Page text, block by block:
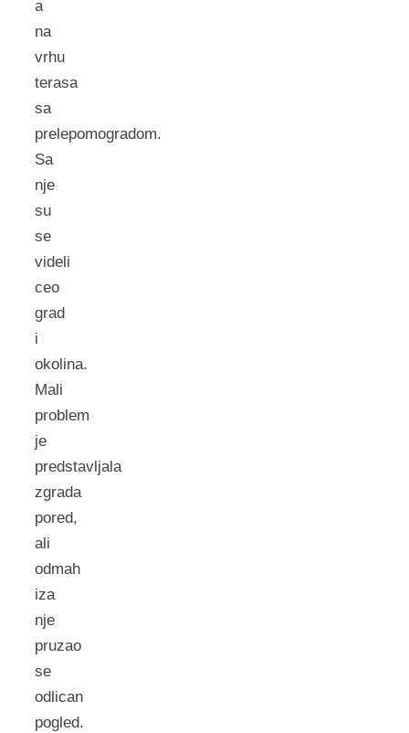
a
na
vrhu
terasa
sa
prelepomogradom.
Sa
nje
su
se
videli
ceo
grad
i
okolina.
Mali
problem
je
predstavljala
zgrada
pored,
ali
odmah
iza
nje
pruzao
se
odlican
pogled.